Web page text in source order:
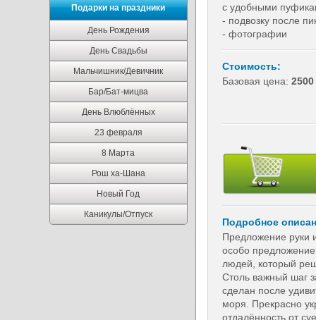
Подарки на праздники
День Рождения
День Свадьбы
Мальчишник/Девичник
Бар/Бат-мицва
День Влюблённых
23 февраля
8 Марта
Рош ха-Шана
Новый Год
Каникулы/Отпуск
с удобными
- подвозку после
- фотографии
Стоимость:
Базовая цена:
Подробное
Предложение руки
особо
людей, который
Столь важный шаг
сделан после
моря. Прекрасно
отдалённость от